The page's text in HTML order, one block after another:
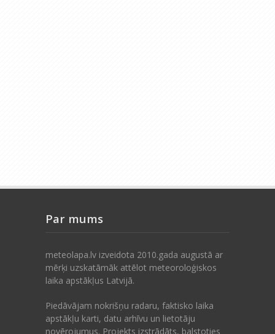
Par mums
meteolapa.lv izveidota 2010.gada augustā ar
mērķi uzskatāmāk attēlot meteoroloģiskos
laika apstākļus Latvijā.
Piedāvājam nokrišņu radaru, faktisko laika
apstākļu karti, datu arhīvu un lietotāju
novērojumus. Projekts izstrādāts, balstoties